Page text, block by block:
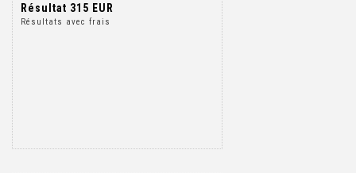
Résultat 315 EUR
Résultats avec frais